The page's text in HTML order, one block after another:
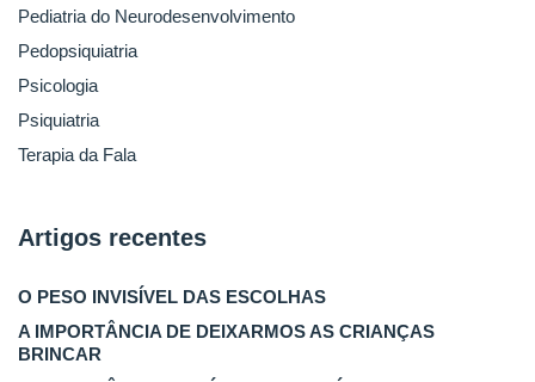
Pediatria do Neurodesenvolvimento
Pedopsiquiatria
Psicologia
Psiquiatria
Terapia da Fala
Artigos recentes
O PESO INVISÍVEL DAS ESCOLHAS
A IMPORTÂNCIA DE DEIXARMOS AS CRIANÇAS
BRINCAR